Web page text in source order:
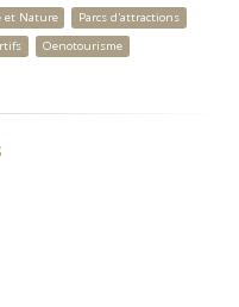
et Nature
Parcs d'attractions
Oenotourisme